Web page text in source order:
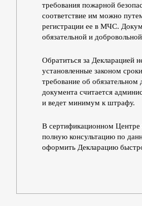
требования пожарной
соответствие им можно
регистрации ее в МЧС.
обязательной и
Обратиться за Декларацией
установленные законом
требование об обязательном
документа считается
и ведет минимум к штрафу.
В сертификационном Центре
полную консультацию по
оформить Декларацию